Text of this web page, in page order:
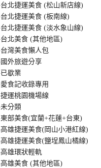
台北捷運美食 (松山新店線)
台北捷運美食 (板南線)
台北捷運美食 (淡水象山線)
台北美食 (其他地區)
台灣美食懶人包
國外旅遊分享
已歇業
愛食記收錄專用
捷運桃園機場線
未分類
東部美食(宜蘭+花蓮+台東)
高雄捷運美食(岡山小港紅線)
高雄捷運美食(鹽埕鳳山橘線)
高雄環狀輕軌
高雄美食 (其他地區)